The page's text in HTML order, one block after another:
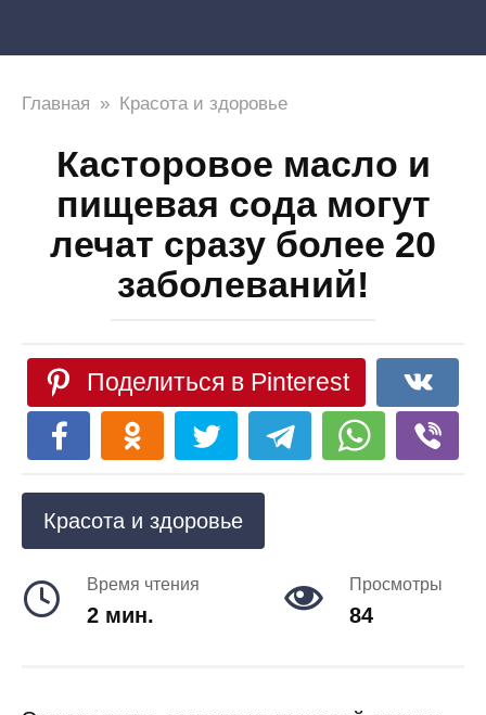
Главная » Красота и здоровье
Касторовое масло и
пищевая сода могут
лечат сразу более 20
заболеваний!
Поделиться в Pinterest
Красота и здоровье
Время чтения
2 мин.
Просмотры
84